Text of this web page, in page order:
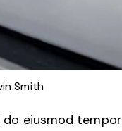
Smith
eiusmod tempor